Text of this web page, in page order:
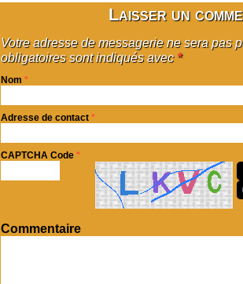
Laisser un
Votre adresse de messagerie ne sera pas
obligatoires sont indiqués avec *
Nom *
Adresse de contact *
CAPTCHA Code *
Commentaire